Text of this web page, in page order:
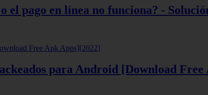
el pago en línea no funciona? -
para Android [Download